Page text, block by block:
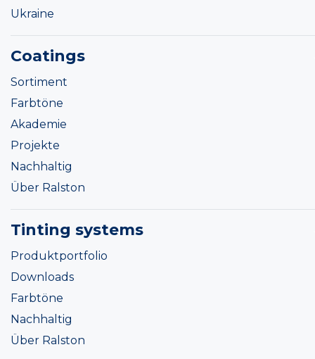
Ukraine
Coatings
Sortiment
Farbtöne
Akademie
Projekte
Nachhaltig
Über Ralston
Tinting systems
Produktportfolio
Downloads
Farbtöne
Nachhaltig
Über Ralston